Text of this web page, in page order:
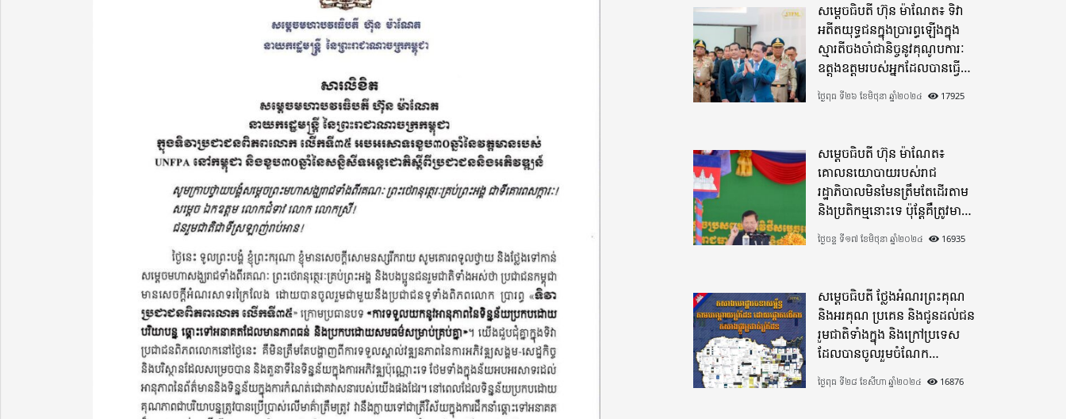
សម្តេចធិបតី ហ៊ុន ម៉ាណែត៖ ទិវា
អតីតយុទ្ធជនក្នុងប្រារព្ធឡើងក្នុង
ស្មារតីចងចាំជានិច្ចនូវគុណូបការៈ
ឧត្តុងឧត្តមរបស់អ្នកដែលបានធ្វើ
មហាពលីកម្ម
ថ្ងៃពុធ ទី២៦ ខែមិថុនា ឆ្នាំ២០២៤ 17925
សម្តេចធិបតី ហ៊ុន ម៉ាណែត៖
គោលនយោបាយរបស់រាជ
រដ្ឋាភិបាលមិនមែនត្រឹមតែដើរតាម
និងប្រតិកម្មនោះទេ ប៉ុន្តែគឺត្រូវមាន
ភាពបុរេសកម្ម
ថ្ងៃចន្ទ ទី១៧ ខែមិថុនា ឆ្នាំ២០២៤ 16935
សម្តេចធិបតី ថ្លែងអំណរព្រះគុណ
និងអរគុណ ប្រគេន និងជូនដល់ជន
រួមជាតិទាំងក្នុង​ និងក្រៅប្រទេស​
ដែលបានចូលរួមចំណែក
យ៉ាងផុលផុសបរិច្ចាគថវិកាក្នុង
«មូលនិធិកសាងហេដ្ឋារចនាសម្ព័ន្ធ
ថ្ងៃពុធ ទី២៨ ខែសីហា ឆ្នាំ២០២៤ 16876